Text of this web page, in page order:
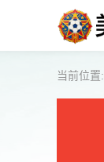
当前位置: